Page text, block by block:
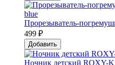
Прорезыватель-
499 ₽
Добавить
Ночник детский ROXY-